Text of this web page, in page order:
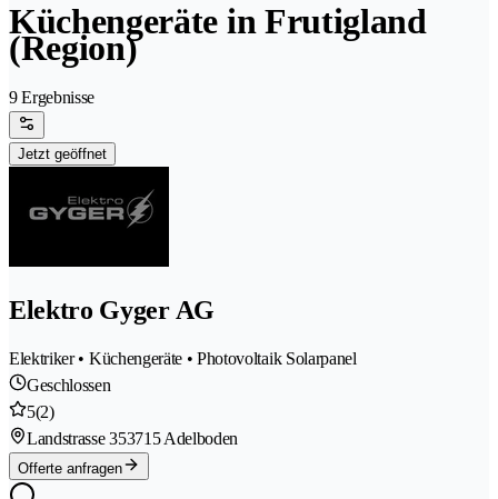
Küchengeräte in Frutigland
(Region)
9 Ergebnisse
Jetzt geöffnet
Elektro Gyger AG
Elektriker • Küchengeräte • Photovoltaik Solarpanel
Geschlossen
5(2)
Landstrasse 353715 Adelboden
Offerte anfragen